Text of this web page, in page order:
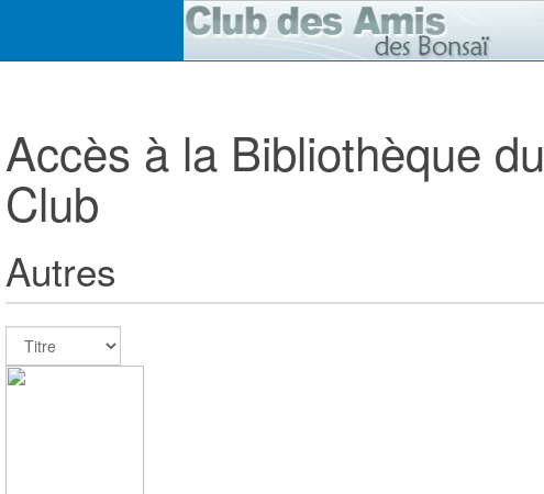
Accès à la Bibliothèque du
Club
Autres